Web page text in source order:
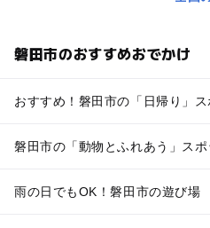
磐田市のおすすめおでかけ
おすすめ！磐田市の「日帰り」ス
磐田市の「動物とふれあう」スポ
雨の日でもOK！磐田市の遊び場